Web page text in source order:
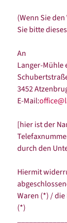
(Wenn Sie
Sie bitte
An
Langer-Mühle
3452
E-Mail:
[hier ist der
durch den
Hiermit
Waren (*) /
(*)